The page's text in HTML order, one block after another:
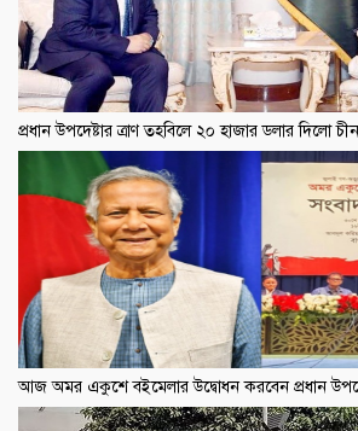
প্রধান উপদেষ্টার ত্রাণ তহবিলে ২০ হাজার ডলার দিলো চীন
আজ অমর একুশে বইমেলার উদ্বোধন করবেন প্রধান